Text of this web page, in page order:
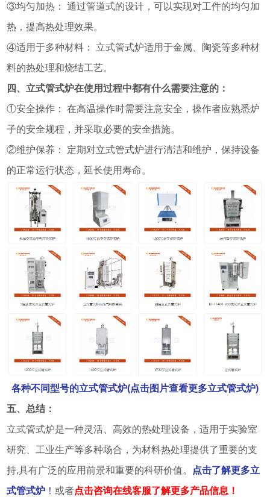
③均匀加热： 通过管道式的设计，可以实现对工件的均匀加
热，提高热处理效果。
④适用于多种材料： 立式管式炉适用于金属、陶瓷等多种材
料的热处理和烧结工艺。
四、立式管式炉在使用过程中都有什么需要注意的：
①安全操作： 在高温操作时需要注意安全，操作者应熟悉炉
子的安全规程，并采取必要的安全措施。
②维护保养： 定期对立式管式炉进行清洁和维护，保持设备
的正常运行状态，延长使用寿命。
各种不同型号的立式管式炉(点击图片查看更多立式管式炉)
五、总结：
立式管式炉是一种灵活、高效的热处理设备，适用于实验室
研究、工业生产等多种场合，为材料热处理提供了重要的支
持,具有广泛的应用前景和重要的科研价值。
点击了解更多立
式管式炉 ！或者点击咨询在线客服了解更多产品信息！